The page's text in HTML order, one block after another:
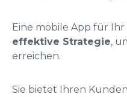
Eine mobile App für
effektive Strategie,
erreichen.
Sie bietet Ihren